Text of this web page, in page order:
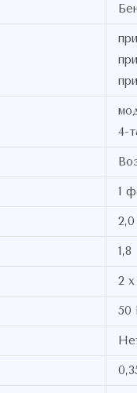
4-
1
2,0
1,8
2 х
50